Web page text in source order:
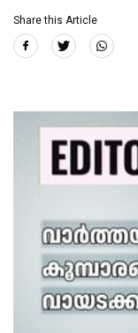
Share this Article